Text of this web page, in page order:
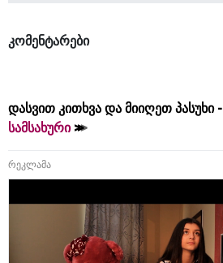
კომენტარები
დასვით კითხვა და მიიღეთ პასუხი -
სამსახური
რეკლამა